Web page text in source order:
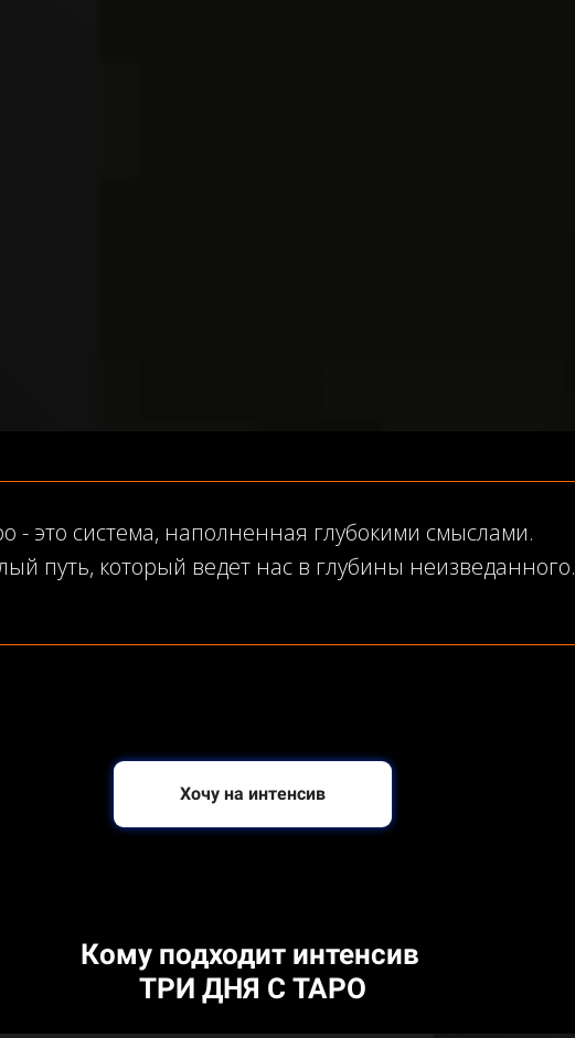
- это система, наполненная глубокими смыслами.
путь, который ведет нас в глубины неизведанного.
Хочу на интенсив
Кому подходит интенсив
ТРИ ДНЯ С ТАРО